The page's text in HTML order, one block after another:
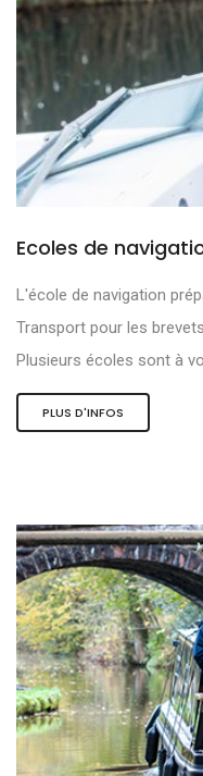
Ecoles de
L'école de navigation
Transport pour les
Plusieurs écoles sont à
PLUS D'INFOS